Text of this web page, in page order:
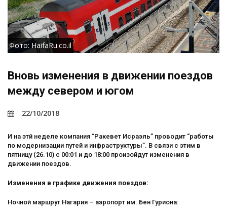
Фото: HaifaRu.co.il
Вновь изменения в движении поездов
между севером и югом
22/10/2018
И на этй неделе компания “Ракевет Исраэль” проводит “работы
по модернизации путей и инфраструктуры”. В связи с этим в
пятницу (26.10) с 00:01 и до 18:00 произойдут изменения в
движении поездов.
Изменения в графике движения поездов:
Ночной маршрут Нагария – аэропорт им. Бен Гуриона: